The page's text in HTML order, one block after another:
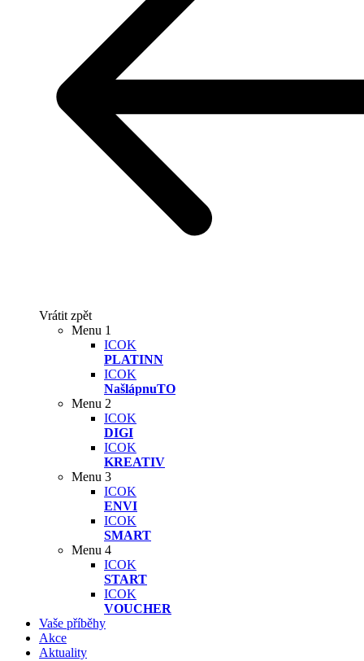
Vrátit zpět
Menu 1
ICOK
PLATINN
ICOK
NašlápnuTO
Menu 2
ICOK
DIGI
ICOK
KREATIV
Menu 3
ICOK
ENVI
ICOK
SMART
Menu 4
ICOK
START
ICOK
VOUCHER
Vaše příběhy
Akce
Aktuality